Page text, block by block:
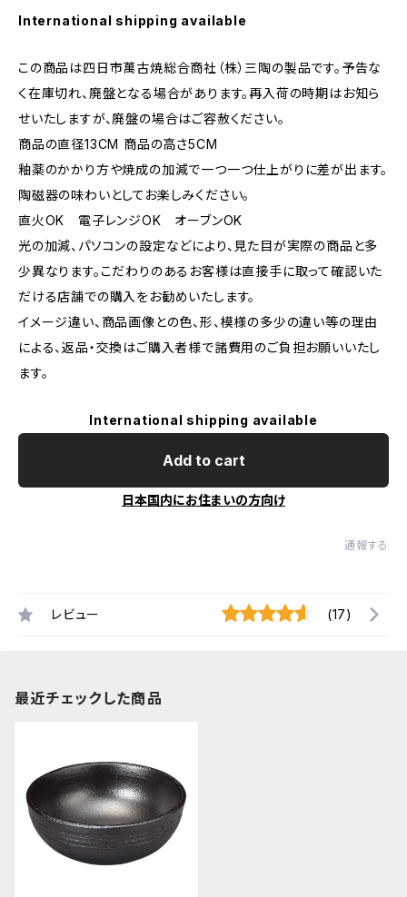
International shipping available
この商品は四日市萬古焼総合商社（株）三陶の製品です。予告な
く在庫切れ、廃盤となる場合があります。再入荷の時期はお知ら
せいたしますが、廃盤の場合はご容赦ください。
商品の直径13CM 商品の高さ5CM
釉薬のかかり方や焼成の加減で一つ一つ仕上がりに差が出ます。
陶磁器の味わいとしてお楽しみください。
直火OK 電子レンジOK オーブンOK
光の加減、パソコンの設定などにより、見た目が実際の商品と多
少異なります。こだわりのあるお客様は直接手に取って確認いた
だける店舗での購入をお勧めいたします。
イメージ違い、商品画像との色、形、模様の多少の違い等の理由
による、返品・交換はご購入者様で諸費用のご負担お願いいたし
ます。
International shipping available
Add to cart
日本国内にお住まいの方向け
通報する
レビュー (17)
最近チェックした商品